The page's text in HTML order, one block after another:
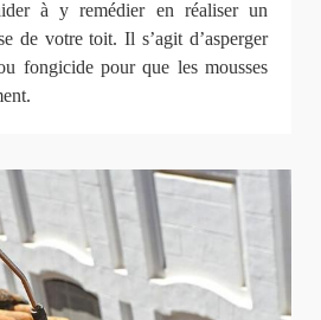
à y remédier en réaliser un
de votre toit. Il s’agit d’asperger
fongicide pour que les mousses